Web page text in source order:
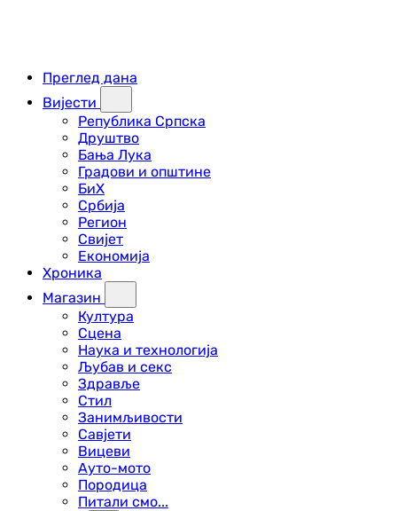
Преглед дана
Вијести
Република Српска
Друштво
Бања Лука
Градови и општине
БиХ
Србија
Регион
Свијет
Економија
Хроника
Магазин
Култура
Сцена
Наука и технологија
Љубав и секс
Здравље
Стил
Занимљивости
Савјети
Вицеви
Ауто-мото
Породица
Питали смо...